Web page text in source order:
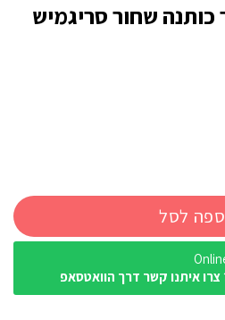
לסל
צרו איתנו קשר דרך הוואטסאפ